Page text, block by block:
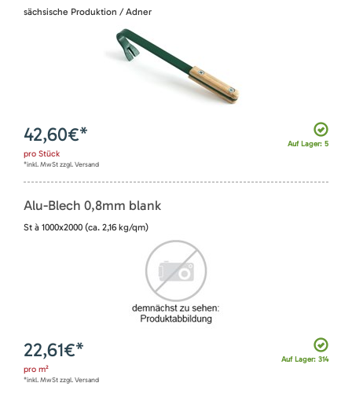
sächsische Produktion / Adner
Auf Lager: 5
42,60€*
pro Stück
*inkl. MwSt zzgl. Versand
Alu-Blech 0,8mm blank
St à 1000x2000 (ca. 2,16 kg/qm)
Auf Lager: 314
22,61€*
pro m²
*inkl. MwSt zzgl. Versand